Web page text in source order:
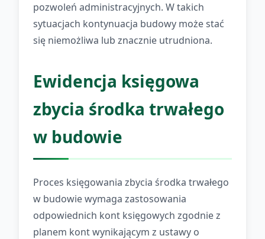
pozwoleń administracyjnych. W takich
sytuacjach kontynuacja budowy może stać
się niemożliwa lub znacznie utrudniona.
Ewidencja księgowa
zbycia środka trwałego
w budowie
Proces księgowania zbycia środka trwałego
w budowie wymaga zastosowania
odpowiednich kont księgowych zgodnie z
planem kont wynikającym z ustawy o